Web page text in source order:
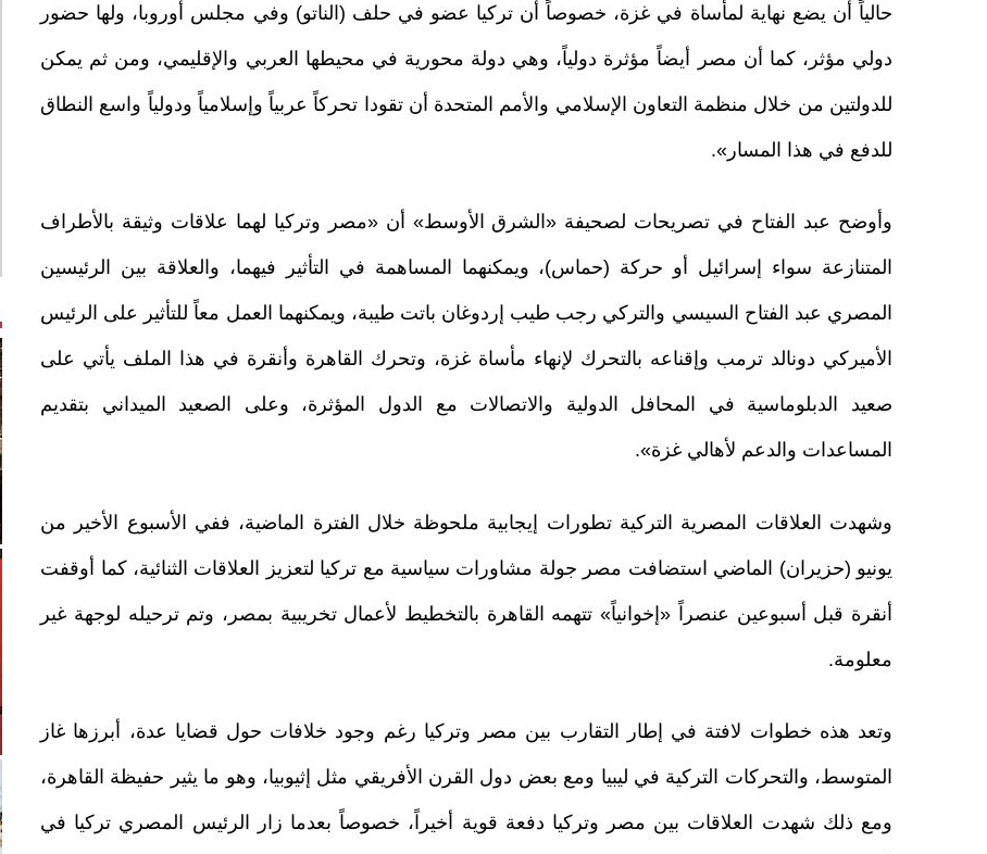
حالياً أن يضع نهاية لمأساة في غزة، خصوصاً أن تركيا عضو في حلف (الناتو) وفي مجلس أوروبا، ولها حضور
دولي مؤثر، كما أن مصر أيضاً مؤثرة دولياً، وهي دولة محورية في محيطها العربي والإقليمي، ومن ثم يمكن
للدولتين من خلال منظمة التعاون الإسلامي والأمم المتحدة أن تقودا تحركاً عربياً وإسلامياً ودولياً واسع النطاق
للدفع في هذا المسار».
وأوضح عبد الفتاح في تصريحات لصحيفة «الشرق الأوسط» أن «مصر وتركيا لهما علاقات وثيقة بالأطراف
المتنازعة سواء إسرائيل أو حركة (حماس)، ويمكنهما المساهمة في التأثير فيهما، والعلاقة بين الرئيسين
المصري عبد الفتاح السيسي والتركي رجب طيب إردوغان باتت طيبة، ويمكنهما العمل معاً للتأثير على الرئيس
الأميركي دونالد ترمب وإقناعه بالتحرك لإنهاء مأساة غزة، وتحرك القاهرة وأنقرة في هذا الملف يأتي على
صعيد الدبلوماسية في المحافل الدولية والاتصالات مع الدول المؤثرة، وعلى الصعيد الميداني بتقديم
المساعدات والدعم لأهالي غزة».
وشهدت العلاقات المصرية التركية تطورات إيجابية ملحوظة خلال الفترة الماضية، ففي الأسبوع الأخير من
يونيو (حزيران) الماضي استضافت مصر جولة مشاورات سياسية مع تركيا لتعزيز العلاقات الثنائية، كما أوقفت
أنقرة قبل أسبوعين عنصراً «إخوانياً» تتهمه القاهرة بالتخطيط لأعمال تخريبية بمصر، وتم ترحيله لوجهة غير
معلومة.
وتعد هذه خطوات لافتة في إطار التقارب بين مصر وتركيا رغم وجود خلافات حول قضايا عدة، أبرزها غاز
المتوسط، والتحركات التركية في ليبيا ومع بعض دول القرن الأفريقي مثل إثيوبيا، وهو ما يثير حفيظة القاهرة،
ومع ذلك شهدت العلاقات بين مصر وتركيا دفعة قوية أخيراً، خصوصاً بعدما زار الرئيس المصري تركيا في